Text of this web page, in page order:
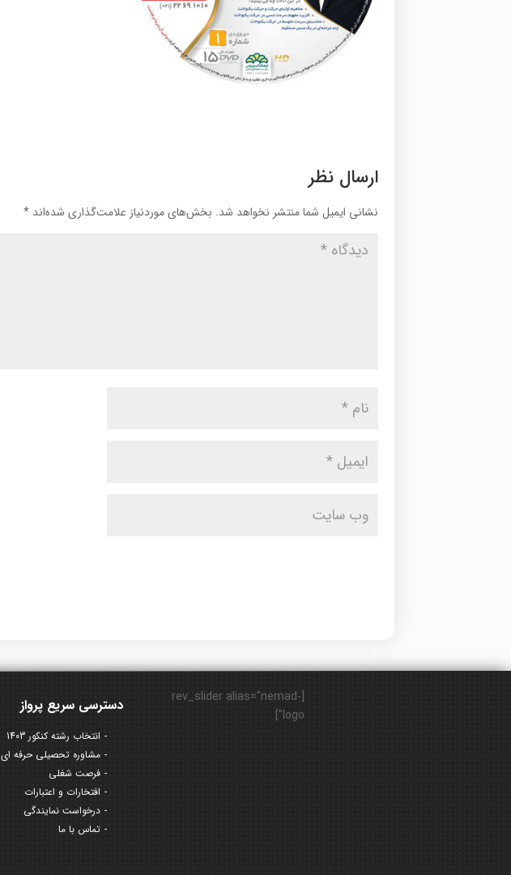
ارسال نظر
نشانی ایمیل شما منتشر نخواهد شد. بخش‌های موردنیاز علامت‌گذاری شده‌اند*
دسترسی سریع پرواز
انتخاب رشته کنکور 1403
مشاوره تحصیلی حرفه ای
فرصت شغلی
افتخارات و اعتبارات
درخواست نمایندگی
تماس با ما
[rev_slider alias="nemad-
logo"]